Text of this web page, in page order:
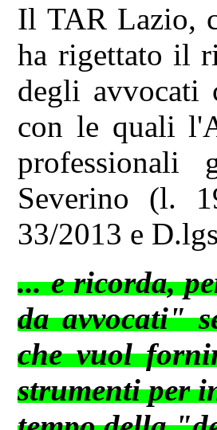
Il TAR Lazio,
ha rigettato il
degli
con le quali
professionali
Severino (l.
33/2013 e
... e ricorda,
da avvocati"
che vuol
strumenti per